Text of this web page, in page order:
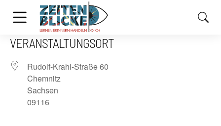
VERANSTALTUNGSORT
Rudolf-Krahl-Straße 60
Chemnitz
Sachsen
09116